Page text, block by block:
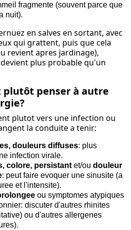
fragmente (souvent parce que
nuit).
en salves en sortant, avec
qui grattent, puis que cela
revient apres jardinage),
plus probable qu'un
plutôt penser à autre
plutot vers une infection ou
la conduite a tenir:
douleurs diffuses: plus
infection virale.
colore, persistant et/ou douleur
: peut faire evoquer une sinusite (a
et l'intensite).
ou symptomes atypiques
discuter d'autres rhinites
ou d'autres allergenes